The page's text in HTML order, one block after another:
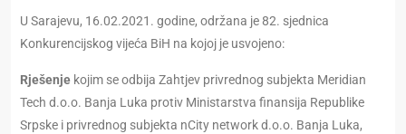
U Sarajevu, 16.02.2021. godine, održana je 82. sjednica
Konkurencijskog vijeća BiH na kojoj je usvojeno:
Rješenje kojim se odbija Zahtjev privrednog subjekta Meridian
Tech d.o.o. Banja Luka protiv Ministarstva finansija Republike
Srpske i privrednog subjekta nCity network d.o.o. Banja Luka,